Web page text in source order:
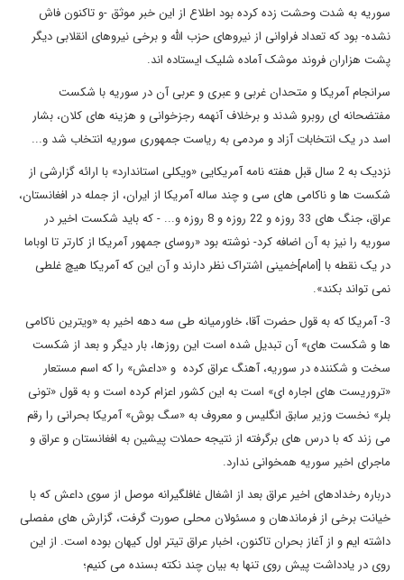
سوریه به شدت وحشت زده کرده بود اطلاع از این خبر موثق -و تاکنون فاش
نشده- بود که تعداد فراوانی از نیروهای حزب الله و برخی نیروهای انقلابی دیگر
پشت هزاران فروند موشک آماده شلیک ایستاده اند.
سرانجام آمریکا و متحدان غربی و عبری و عربی آن در سوریه با شکست
مفتضحانه ای روبرو شدند و برخلاف آنهمه رجزخوانی و هزینه های کلان، بشار
اسد در یک انتخابات آزاد و مردمی به ریاست جمهوری سوریه انتخاب شد و...
نزدیک به 2 سال قبل هفته نامه آمریکایی «ویکلی استاندارد» با ارائه گزارشی از
شکست ها و ناکامی های سی و چند ساله آمریکا از ایران، از جمله در افغانستان،
عراق، جنگ های 33 روزه و 22 روزه و 8 روزه و... - که باید شکست اخیر در
سوریه را نیز به آن اضافه کرد- نوشته بود «روسای جمهور آمریکا از کارتر تا اوباما
در یک نقطه با [امام]خمینی اشتراک نظر دارند و آن این که آمریکا هیچ غلطی
نمی تواند بکند».
3- آمریکا که به قول حضرت آقا، خاورمیانه طی سه دهه اخیر به «ویترین ناکامی
ها و شکست های» آن تبدیل شده است این روزها، بار دیگر و بعد از شکست
سخت و شکننده در سوریه، آهنگ عراق کرده و «داعش» را که اسم مستعار
«تروریست های اجاره ای» است به این کشور اعزام کرده است و به قول «تونی
بلر» نخست وزیر سابق انگلیس و معروف به «سگ بوش» آمریکا بحرانی را رقم
می زند که با درس های برگرفته از نتیجه حملات پیشین به افغانستان و عراق و
ماجرای اخیر سوریه همخوانی ندارد.
درباره رخدادهای اخیر عراق بعد از اشغال غافلگیرانه موصل از سوی داعش که با
خیانت برخی از فرماندهان و مسئولان محلی صورت گرفت، گزارش های مفصلی
داشته ایم و از آغاز بحران تاکنون، اخبار عراق تیتر اول کیهان بوده است. از این
روی در یادداشت پیش روی تنها به بیان چند نکته بسنده می کنیم؛